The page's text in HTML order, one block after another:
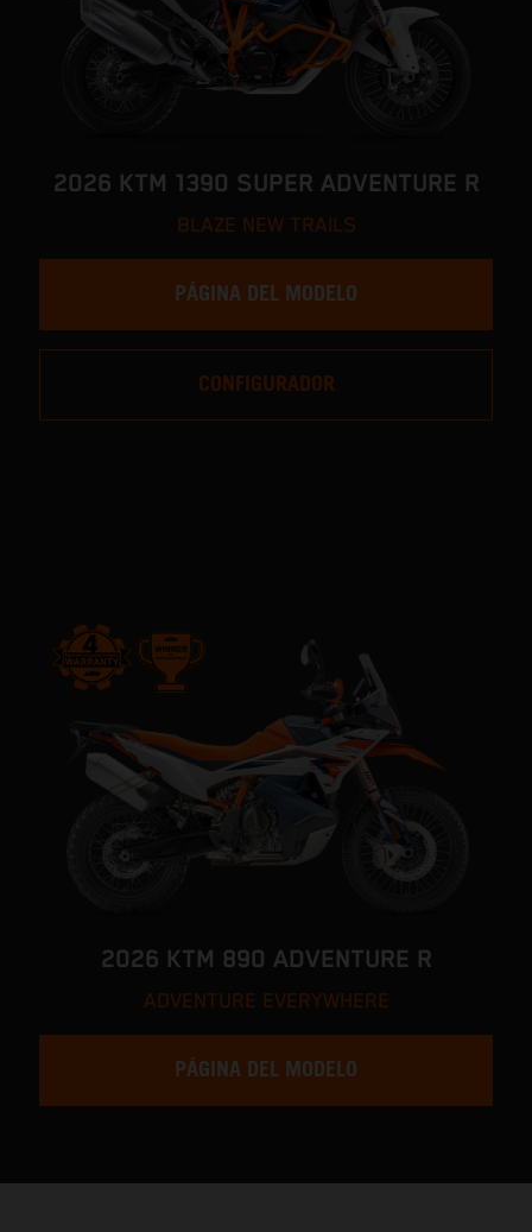
2026 KTM 1390 SUPER ADVENTURE R
BLAZE NEW TRAILS
PÁGINA DEL MODELO
CONFIGURADOR
2026 KTM 890 ADVENTURE R
ADVENTURE EVERYWHERE
PÁGINA DEL MODELO